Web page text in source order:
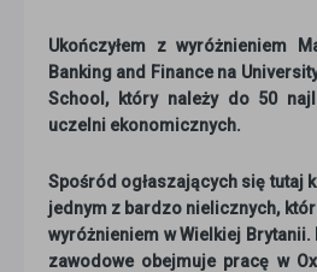
Ukończyłem z wyróżnieniem
Banking and Finance na
School, który należy do 50
uczelni ekonomicznych.
Spośród ogłaszających się tutaj
jednym z bardzo nielicznych,
wyróżnieniem w Wielkiej
zawodowe obejmuje pracę w